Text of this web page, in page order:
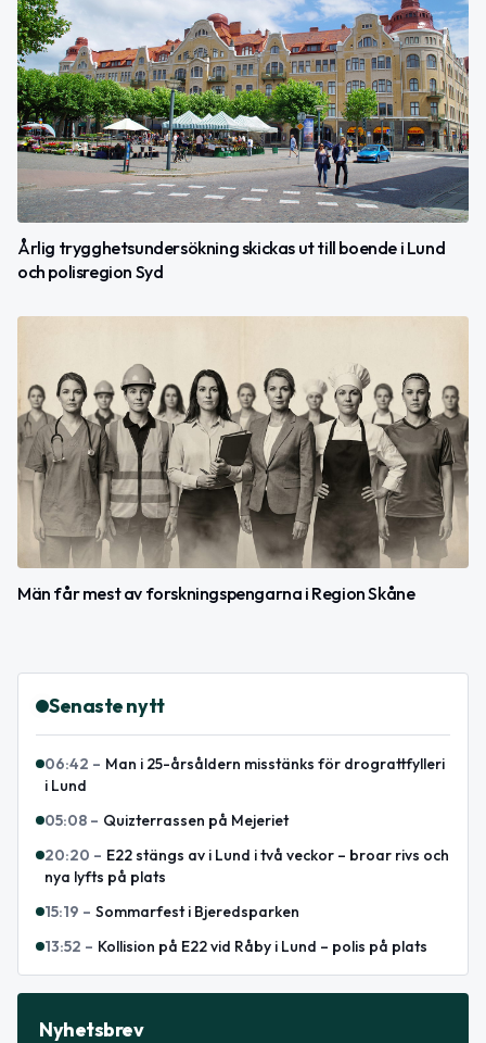
Årlig trygghetsundersökning skickas ut till boende i Lund
och polisregion Syd
Män får mest av forskningspengarna i Region Skåne
Senaste nytt
06:42 – Man i 25-årsåldern misstänks för drograttfylleri
i Lund
05:08 – Quizterrassen på Mejeriet
20:20 – E22 stängs av i Lund i två veckor – broar rivs och
nya lyfts på plats
15:19 – Sommarfest i Bjeredsparken
13:52 – Kollision på E22 vid Råby i Lund – polis på plats
Nyhetsbrev